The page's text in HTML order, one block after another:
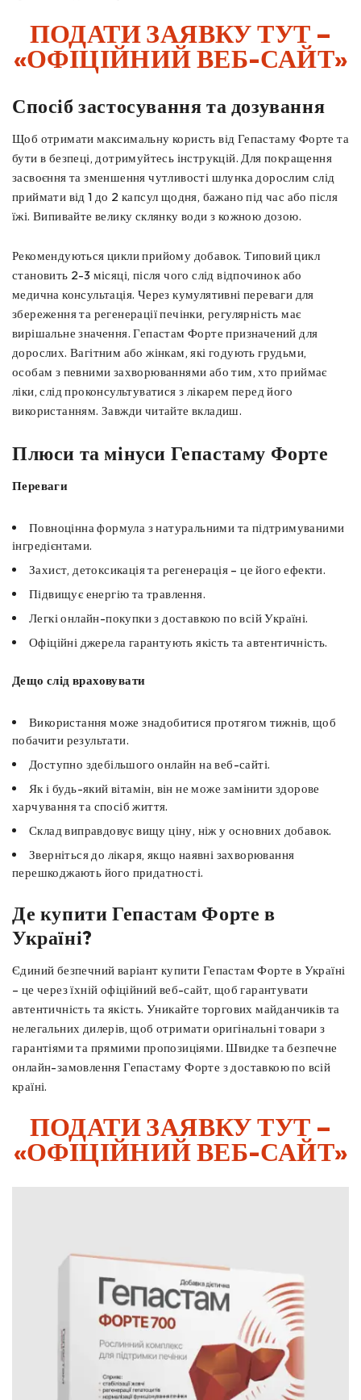
ПОДАТИ ЗАЯВКУ ТУТ –
«ОФІЦІЙНИЙ ВЕБ-САЙТ»
Спосіб застосування та дозування
Щоб отримати максимальну користь від Гепастаму Форте та
бути в безпеці, дотримуйтесь інструкцій. Для покращення
засвоєння та зменшення чутливості шлунка дорослим слід
приймати від 1 до 2 капсул щодня, бажано під час або після
їжі. Випивайте велику склянку води з кожною дозою.
Рекомендуються цикли прийому добавок. Типовий цикл
становить 2-3 місяці, після чого слід відпочинок або
медична консультація. Через кумулятивні переваги для
збереження та регенерації печінки, регулярність має
вирішальне значення. Гепастам Форте призначений для
дорослих. Вагітним або жінкам, які годують грудьми,
особам з певними захворюваннями або тим, хто приймає
ліки, слід проконсультуватися з лікарем перед його
використанням. Завжди читайте вкладиш.
Плюси та мінуси Гепастаму Форте
Переваги
Повноцінна формула з натуральними та підтримуваними
інгредієнтами.
Захист, детоксикація та регенерація – це його ефекти.
Підвищує енергію та травлення.
Легкі онлайн-покупки з доставкою по всій Україні.
Офіційні джерела гарантують якість та автентичність.
Дещо слід враховувати
Використання може знадобитися протягом тижнів, щоб
побачити результати.
Доступно здебільшого онлайн на веб-сайті.
Як і будь-який вітамін, він не може замінити здорове
харчування та спосіб життя.
Склад виправдовує вищу ціну, ніж у основних добавок.
Зверніться до лікаря, якщо наявні захворювання
перешкоджають його придатності.
Де купити Гепастам Форте в
Україні?
Єдиний безпечний варіант купити Гепастам Форте в Україні
– це через їхній офіційний веб-сайт, щоб гарантувати
автентичність та якість. Уникайте торгових майданчиків та
нелегальних дилерів, щоб отримати оригінальні товари з
гарантіями та прямими пропозиціями. Швидке та безпечне
онлайн-замовлення Гепастаму Форте з доставкою по всій
країні.
ПОДАТИ ЗАЯВКУ ТУТ –
«ОФІЦІЙНИЙ ВЕБ-САЙТ»